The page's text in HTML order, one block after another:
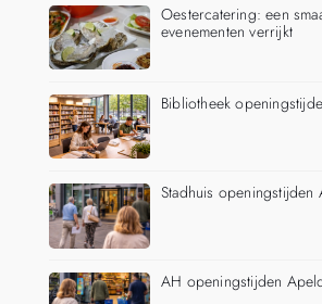
Oestercatering: een
evenementen verrijkt
Bibliotheek
Stadhuis openingstijden
AH openingstijden